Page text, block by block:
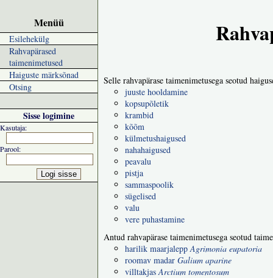
Menüü
Esilehekülg
Rahvapärased
taimenimetused
Haiguste märksõnad
Otsing
Sisse logimine
Kasutaja:
Parool:
Selle rahvapärase taimenimetusega seotud
juuste hooldamine
kopsupõletik
krambid
kõõm
külmetushaigused
nahahaigused
peavalu
pistja
sammaspoolik
sügelised
valu
vere puhastamine
Antud rahvapärase taimenimetusega seotud
harilik maarjaleppAgrimonia eupatoria
roomav madar Galium aparine
villtakjasArctium tomentosum